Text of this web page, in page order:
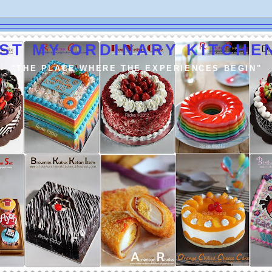
MY ORDINARY
"THE PLACE WHERE THE EXPERIENCES BEGIN"